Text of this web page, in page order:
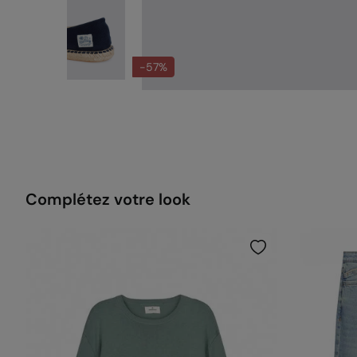
-57%
Complétez votre look